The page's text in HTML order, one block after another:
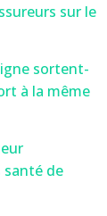
sur le
sortent-
à la même
santé de